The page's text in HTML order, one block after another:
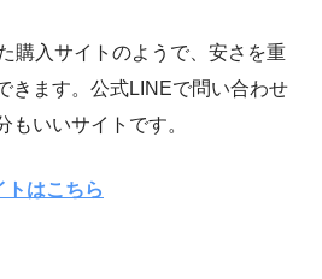
購入サイトのようで、安さを重
きます。公式LINEで問い合わせ
もいいサイトです。
はこちら